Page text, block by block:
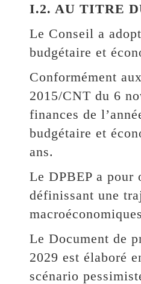
I.2. AU TITRE
Le Conseil a
budgétaire et
Conformément
2015/CNT du 6
finances de
budgétaire et
ans.
Le DPBEP a
définissant une
Le Document de
2029 est élaboré
scénario